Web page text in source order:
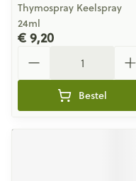
Thymospray Keelspray
24ml
€ 9,20
Bestel